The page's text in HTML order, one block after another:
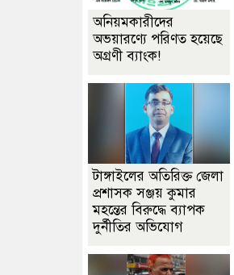
অনিয়মকারীদের
অভয়ারণ্যে পরিণত হয়েছে
অগ্রণী ব্যাংক!
টাঙ্গাইলের অতিরিক্ত জেলা
প্রশাসক সঞ্জয় কুমার
মহন্তের বিরুদ্ধে ব্যাপক
দুর্নীতির অভিযোগ